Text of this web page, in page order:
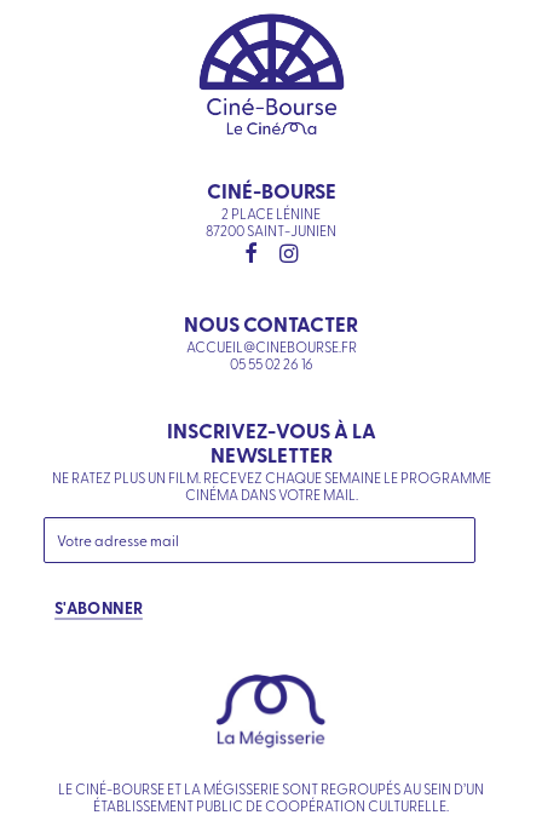
CINÉ-BOURSE
2 PLACE LÉNINE
87200 SAINT-JUNIEN
NOUS CONTACTER
ACCUEIL@CINEBOURSE.FR
05 55 02 26 16
INSCRIVEZ-VOUS À LA
NEWSLETTER
NE RATEZ PLUS UN FILM. RECEVEZ CHAQUE SEMAINE LE PROGRAMME
CINÉMA DANS VOTRE MAIL.
S'ABONNER
LE CINÉ-BOURSE ET LA MÉGISSERIE SONT REGROUPÉS AU SEIN D’UN
ÉTABLISSEMENT PUBLIC DE COOPÉRATION CULTURELLE.